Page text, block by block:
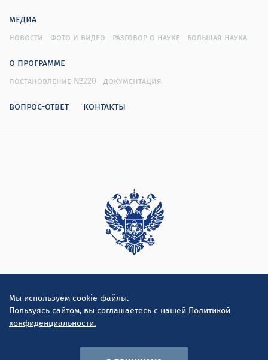
Мы используем cookie файлы.
Пользуясь сайтом, вы соглашаетесь с нашей Политикой
конфиденциальности.
медиа
новости фото и видео разговор о науке большая наука
о программе
постановление №220 документация
вопрос-ответ контакты